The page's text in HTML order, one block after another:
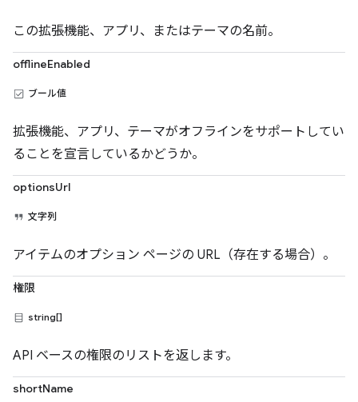
この拡張機能、アプリ、またはテーマの名前。
offlineEnabled
ブール値
拡張機能、アプリ、テーマがオフラインをサポートしてい
ることを宣言しているかどうか。
optionsUrl
文字列
アイテムのオプション ページの URL（存在する場合）。
権限
string[]
API ベースの権限のリストを返します。
shortName